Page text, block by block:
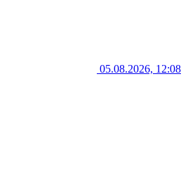
05.08.2026, 12:08